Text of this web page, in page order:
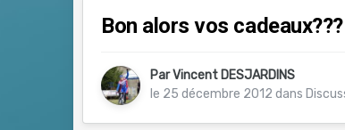
Bon alors vos cadeaux???
ParVincent DESJARDINS
le 25 décembre 2012 dans